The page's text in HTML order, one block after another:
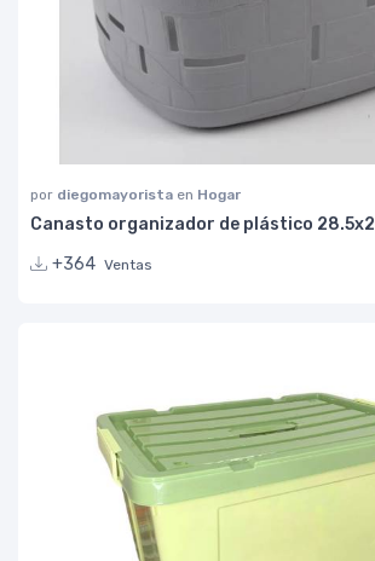
por diegomayorista en Hogar
Canasto organizador de plástico
+364 Ventas